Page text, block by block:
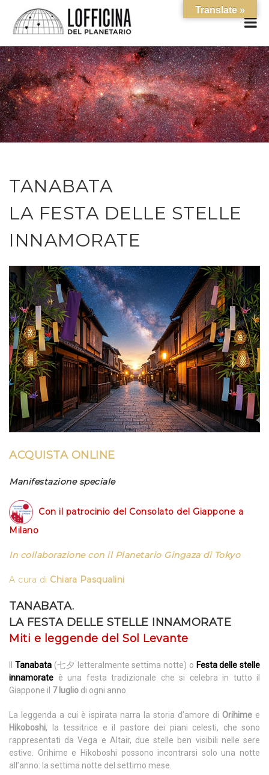
TANABATA
LA FESTA DELLE STELLE
INNAMORATE
ACQUISTA ONLINE
Manifestazione speciale
Con il patrocinio del Consolato del Giappone a
Milano
In collaborazione con il Planetario Gingaza di Tokyo
A cura di Chiara Pasqualini
TANABATA.
LA FESTA DELLE STELLE INNAMORATE
Miti e leggende del Sol Levante
Tanabata (七夕 letteralmente settima notte) o Festa delle stelle
innamorate è una festa tradizionale che si celebra in tutto il
Giappone il 7 luglio di ogni anno.
La leggenda a cui è ispirata narra la storia d’amore di Orihime e
Hikoboshi, la tessitrice e il pastore dei piani celesti, che sono
rappresentati da Vega e Altair, due stelle ben visibili nelle sere
estive. Orihime e Hikoboshi possono incontrarsi solo una notte
all’anno: la settima notte del settimo mese.
Translate »